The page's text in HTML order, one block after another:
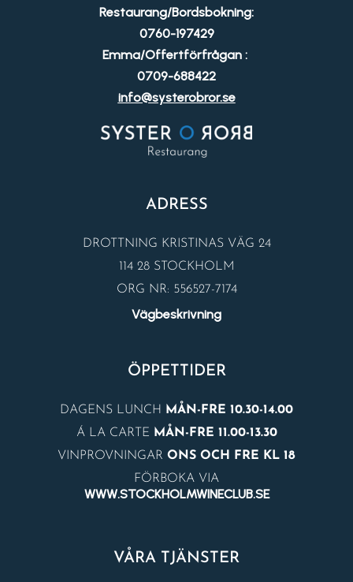
Restaurang/Bordsbokning:
0760-197429
Emma/Offertförfrågan :
0709-688422
info@systerobror.se
ADRESS
DROTTNING KRISTINAS VÄG 24
114 28 STOCKHOLM
ORG NR: 556527-7174
Vägbeskrivning
ÖPPETTIDER
DAGENS LUNCH MÅN-FRE 10.30-14.00
Á LA CARTE MÅN-FRE 11.00-13.30
VINPROVNINGAR ONS OCH FRE KL 18
FÖRBOKA VIA
WWW.STOCKHOLMWINECLUB.SE
VÅRA TJÄNSTER